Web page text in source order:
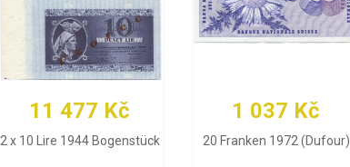
11 477 Kč
2 x 10 Lire 1944 Bogenstück
1 037 Kč
20 Franken 1972 (Dufour)